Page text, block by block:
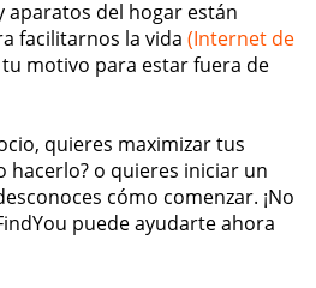
aparatos del hogar están
facilitarnos la vida (Internet de
tu motivo para estar fuera de
quieres maximizar tus
hacerlo? o quieres iniciar un
cómo comenzar. ¡No
puede ayudarte ahora